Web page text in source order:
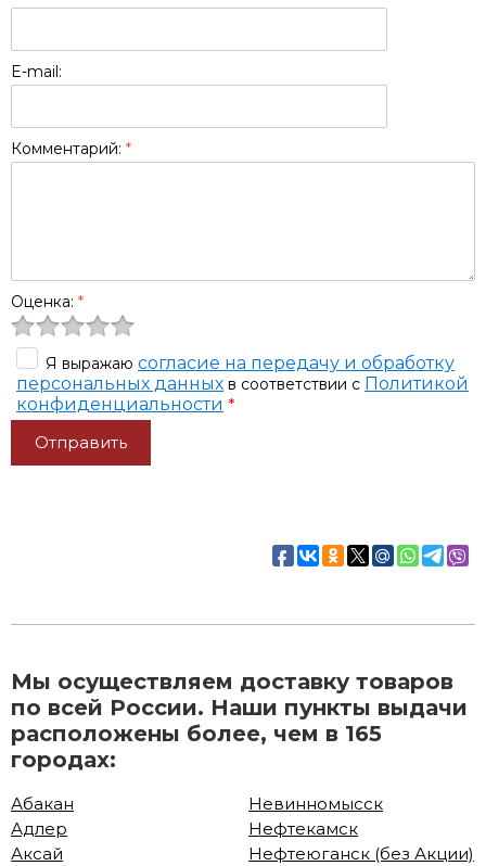
E-mail:
Комментарий: *
Оценка: *
Я выражаю согласие на передачу и обработку
персональных данных в соответствии с Политикой
конфиденциальности *
Мы осуществляем доставку товаров
по всей России. Наши пункты выдачи
расположены более, чем в 165
городах:
Абакан
Адлер
Аксай
Невинномысск
Нефтекамск
Нефтеюганск (без Акции)